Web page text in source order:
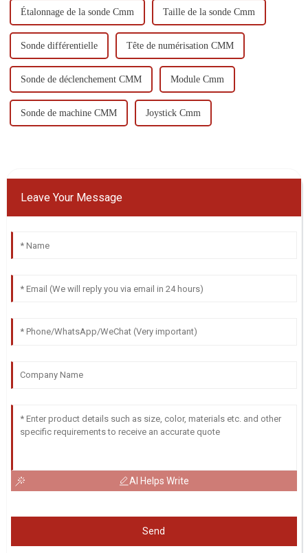
Étalonnage de la sonde Cmm Taille de la sonde Cmm
Sonde différentielle Tête de numérisation CMM
Sonde de déclenchement CMM Module Cmm
Sonde de machine CMM Joystick Cmm
Leave Your Message
AI Helps Write
Send